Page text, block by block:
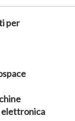
per
elettronica